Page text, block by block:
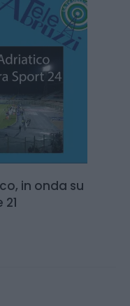
in onda su